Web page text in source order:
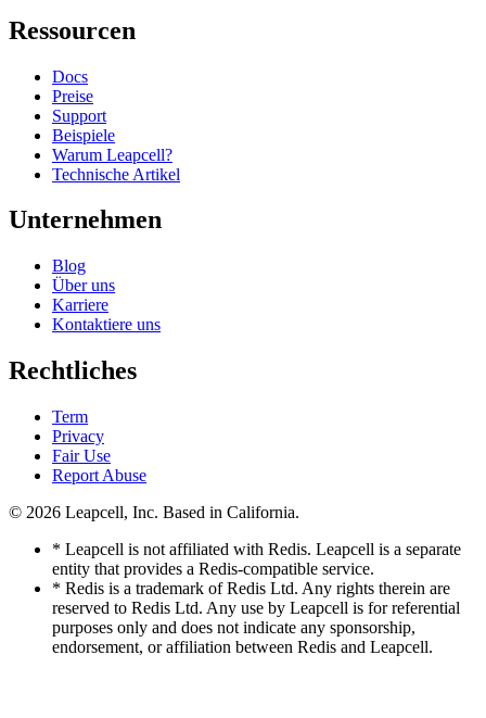
Ressourcen
Docs
Preise
Support
Beispiele
Warum Leapcell?
Technische Artikel
Unternehmen
Blog
Über uns
Karriere
Kontaktiere uns
Rechtliches
Term
Privacy
Fair Use
Report Abuse
© 2026 Leapcell, Inc. Based in California.
* Leapcell is not affiliated with Redis. Leapcell is a separate
entity that provides a Redis-compatible service.
* Redis is a trademark of Redis Ltd. Any rights therein are
reserved to Redis Ltd. Any use by Leapcell is for referential
purposes only and does not indicate any sponsorship,
endorsement, or affiliation between Redis and Leapcell.